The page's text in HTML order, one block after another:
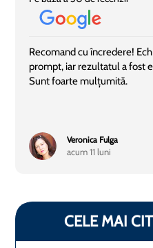
Recomand cu încredere!
prompt, iar rezultatul a fost
Sunt foarte mulțumită.
Veronica Fulga
acum 11 luni
CELE MAI